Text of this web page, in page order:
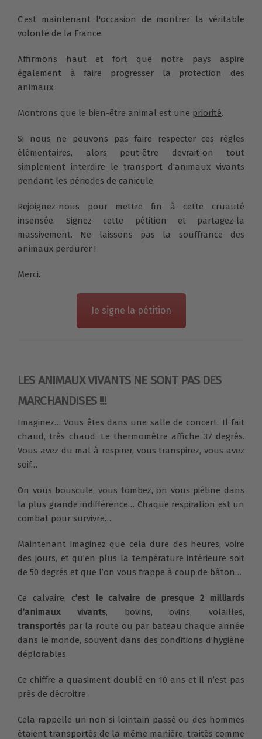
C’est maintenant l'occasion de montrer la véritable
volonté de la France.
Affirmons haut et fort que notre pays aspire
également à faire progresser la protection des
animaux.
Montrons que le bien-être animal est une priorité.
Si nous ne pouvons pas faire respecter ces règles
élémentaires, alors peut-être devrait-on tout
simplement interdire le transport d'animaux vivants
pendant les périodes de canicule.
Rejoignez-nous pour mettre fin à cette cruauté
insensée. Signez cette pétition et partagez-la
massivement. Ne laissons pas la souffrance des
animaux perdurer !
Merci.
Je signe la pétition
LES ANIMAUX VIVANTS NE SONT PAS DES
MARCHANDISES !!!
Imaginez… Vous êtes dans une salle de concert. Il fait
chaud, très chaud. Le thermomètre affiche 37 degrés.
Vous avez du mal à respirer, vous transpirez, vous avez
soif…
On vous bouscule, vous tombez, on vous piétine dans
la plus grande indifférence… Chaque respiration est un
combat pour survivre…
Maintenant imaginez que cela dure des heures, voire
des jours, et qu’en plus la température intérieure soit
de 50 degrés et que l’on vous frappe à coup de bâton…
Ce calvaire, c’est le calvaire de presque 2 milliards
d’animaux vivants, bovins, ovins, volailles,
transportés par la route ou par bateau chaque année
dans le monde, souvent dans des conditions d’hygiène
déplorables.
Ce chiffre a quasiment doublé en 10 ans et il n’est pas
près de décroitre.
Cela rappelle un non si lointain passé ou des hommes
étaient transportés de la même manière, traités comme